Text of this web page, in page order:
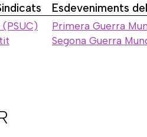
Esdeveniments
Primera Guerra
Segona Guerra